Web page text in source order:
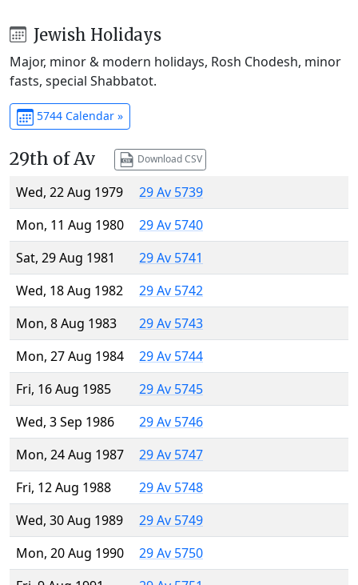
Jewish Holidays
Major, minor & modern holidays, Rosh Chodesh, minor
fasts, special Shabbatot.
5744 Calendar »
29th of Av Download CSV
Wed, 22 Aug 1979
29 Av 5739
Mon, 11 Aug 1980
29 Av 5740
Sat, 29 Aug 1981
29 Av 5741
Wed, 18 Aug 1982
29 Av 5742
Mon, 8 Aug 1983
29 Av 5743
Mon, 27 Aug 1984
29 Av 5744
Fri, 16 Aug 1985
29 Av 5745
Wed, 3 Sep 1986
29 Av 5746
Mon, 24 Aug 1987
29 Av 5747
Fri, 12 Aug 1988
29 Av 5748
Wed, 30 Aug 1989
29 Av 5749
Mon, 20 Aug 1990
29 Av 5750